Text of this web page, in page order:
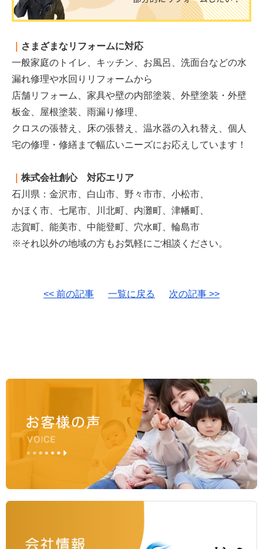
さまざまなリフォームに対応
一般家庭のトイレ、キッチン、お風呂、洗面台などの水
漏れ修理や水回りリフォームから
店舗リフォーム、家具や壁の内部塗装、外壁塗装・外壁
板金、屋根塗装、雨漏り修理、
クロスの張替え、床の張替え、温水器の入れ替え、個人
宅の修理・修繕まで幅広いニーズにお応えしています！
株式会社創心 対応エリア
石川県：金沢市、白山市、野々市市、小松市、
かほく市、七尾市、川北町、内灘町、津幡町、
志賀町、能美市、中能登町、穴水町、輪島市
※それ以外の地域の方もお気軽にご相談ください。
<< 前の記事 一覧に戻る 次の記事 >>